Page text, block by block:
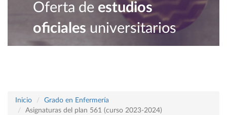
Oferta de estudios
oficiales universitarios
Inicio
Grado en Enfermería
Asignaturas del plan 561 (curso 2023-2024)